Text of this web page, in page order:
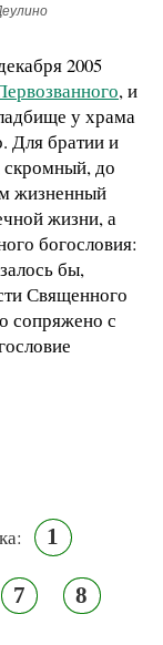
2005
, и
у храма
Для братии и
скромный, до
жизненный
жизни, а
богословия:
бы,
Священного
сопряжено с
1
7 8